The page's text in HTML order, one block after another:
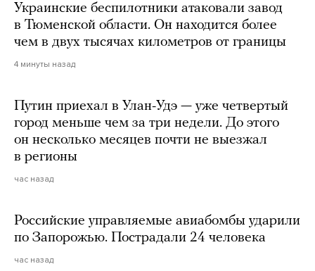
Украинские беспилотники атаковали завод
в Тюменской области. Он находится более
чем в двух тысячах километров от границы
4 минуты назад
Путин приехал в Улан-Удэ — уже четвертый
город меньше чем за три недели. До этого
он несколько месяцев почти не выезжал
в регионы
час назад
Российские управляемые авиабомбы ударили
по Запорожью. Пострадали 24 человека
час назад